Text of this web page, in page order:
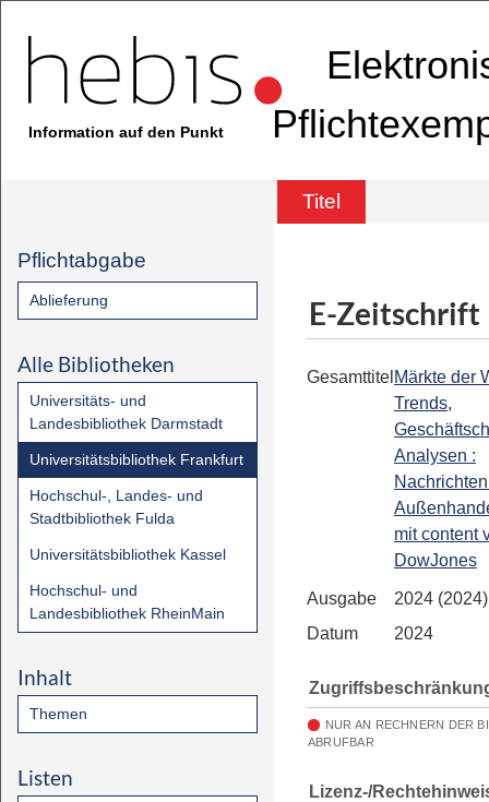
Information auf den Punkt
Titel
Pflichtabgabe
Ablieferung
Alle Bibliotheken
Universitäts- und
Landesbibliothek Darmstadt
Universitätsbibliothek Frankfurt
Hochschul-, Landes- und
Stadtbibliothek Fulda
Universitätsbibliothek Kassel
Hochschul- und
Landesbibliothek RheinMain
Inhalt
Themen
Listen
E-Zeitschrift
Gesamttitel Märkte der
Trends,
Analysen :
mit content
DowJones
Ausgabe
2024
Datum
2024
NUR AN RECHNERN DER
ABRUFBAR
Lizenz-/